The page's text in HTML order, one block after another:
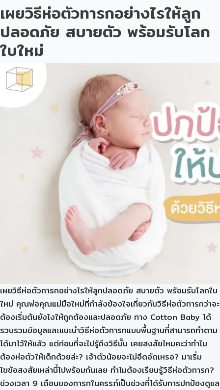
เผยวิธีห่อตัวทารกอย่างไรให้ลูก
ปลอดภัย สบายตัว พร้อมรับโลก
ใบใหม่
เผยวิธีห่อตัวทารกอย่างไรให้ลูกปลอดภัย สบายตัว พร้อมรับโลกใบ
ใหม่ คุณพ่อคุณแม่มือใหม่ที่กำลังข้องใจเกี่ยวกับวิธีห่อตัวทารกว่าจะ
ต้องเริ่มต้นยังไงให้ถูกต้องและปลอดภัย ทาง Cotton Baby ได้
รวบรวมข้อมูลและแนะนำวิธีห่อตัวทารกแบบพื้นฐานที่สามารถทำตาม
ได้มาไว้ให้แล้ว แต่ก่อนที่จะไปรู้ถึงวิธีนั้น เคยสงสัยไหมคะว่าทำไม
ต้องห่อตัวให้เด็กด้วยล่ะ? เจ้าตัวน้อยจะไม่อึดอัดเหรอ? มาเริ่ม
ไขข้อสงสัยเหล่านี้ไปพร้อมกันเลย ทำไมต้องเรียนรู้วิธีห่อตัวทารก?
ช่วงเวลา 9 เดือนของทารกในครรภ์เป็นช่วงที่ได้รับการปกป้องดูแล